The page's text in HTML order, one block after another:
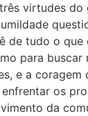
virtudes do
de tudo o que
para buscar
e a coragem
os
da